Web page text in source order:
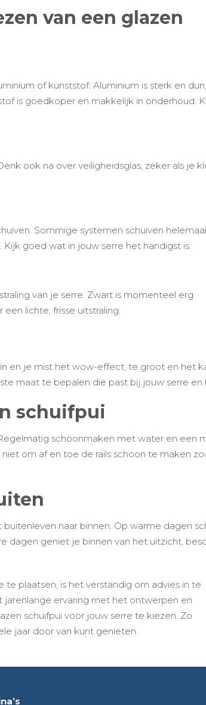
van een glazen
of kunststof. Aluminium is sterk en dun,
is goedkoper en makkelijk in onderhoud.
ook na over veiligheidsglas, zeker als je
Sommige systemen schuiven helemaal
goed wat in jouw serre het handigst is.
van je serre. Zwart is momenteel erg
lichte, frisse uitstraling.
en je mist het wow-effect, te groot en het
maat te bepalen die past bij jouw serre en
schuifpui
schoonmaken met water en een
om af en toe de rails schoon te maken
naar binnen. Op warme dagen
dagen geniet je binnen van het uitzicht,
plaatsen, is het verstandig om advies in te
jarenlange ervaring met het ontwerpen en
schuifpui voor jouw serre te kiezen. Zo
jaar door van kunt genieten.